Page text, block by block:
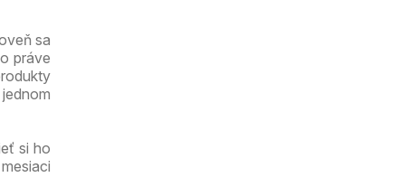
sa
práve
si ho